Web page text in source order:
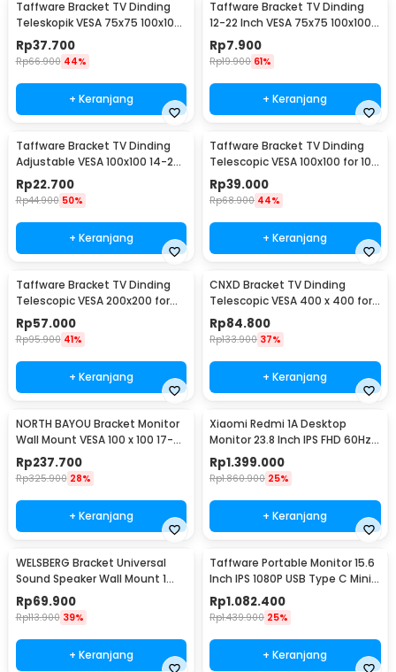
Taffware Bracket TV Dinding
Teleskopik VESA 75x75 100x100
10-32 Inch - HY-210
Rp37.700
Rp66.900 44%
+ Keranjang
Taffware Bracket TV Dinding
12-22 Inch VESA 75x75 100x100
8kg
Rp7.900
Rp19.900 61%
+ Keranjang
Taffware Bracket TV Dinding
Adjustable VESA 100x100 14-24
Inch - TV-W24
Rp22.700
Rp44.900 50%
+ Keranjang
Taffware Bracket TV Dinding
Telescopic VESA 100x100 for 10-
26 Inch TV - X-100
Rp39.000
Rp68.900 44%
+ Keranjang
Taffware Bracket TV Dinding
Telescopic VESA 200x200 for
32-55 Inch TV - X-400
Rp57.000
Rp95.900 41%
+ Keranjang
CNXD Bracket TV Dinding
Telescopic VESA 400 x 400 for
26-55 Inch TV - CN814
Rp84.800
Rp133.900 37%
+ Keranjang
NORTH BAYOU Bracket Monitor
Wall Mount VESA 100 x 100 17-27
Inch TV - F120
Rp237.700
Rp325.900 28%
+ Keranjang
Xiaomi Redmi 1A Desktop
Monitor 23.8 Inch IPS FHD 60Hz
Ultra-thin HDMI - RMMNT238NF
Rp1.399.000
Rp1.860.900 25%
+ Keranjang
WELSBERG Bracket Universal
Sound Speaker Wall Mount 1
Pair - SW-03B
Rp69.900
Rp113.900 39%
+ Keranjang
Taffware Portable Monitor 15.6
Inch IPS 1080P USB Type C Mini
HDMI - LG156
Rp1.082.400
Rp1.439.900 25%
+ Keranjang